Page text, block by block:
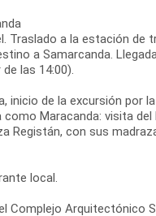
Traslado a la estación de
a Samarcanda.
las 14:00).
inicio de la excursión por
como Maracanda: visita del
Registán, con sus
local.
Complejo Arquitectónico